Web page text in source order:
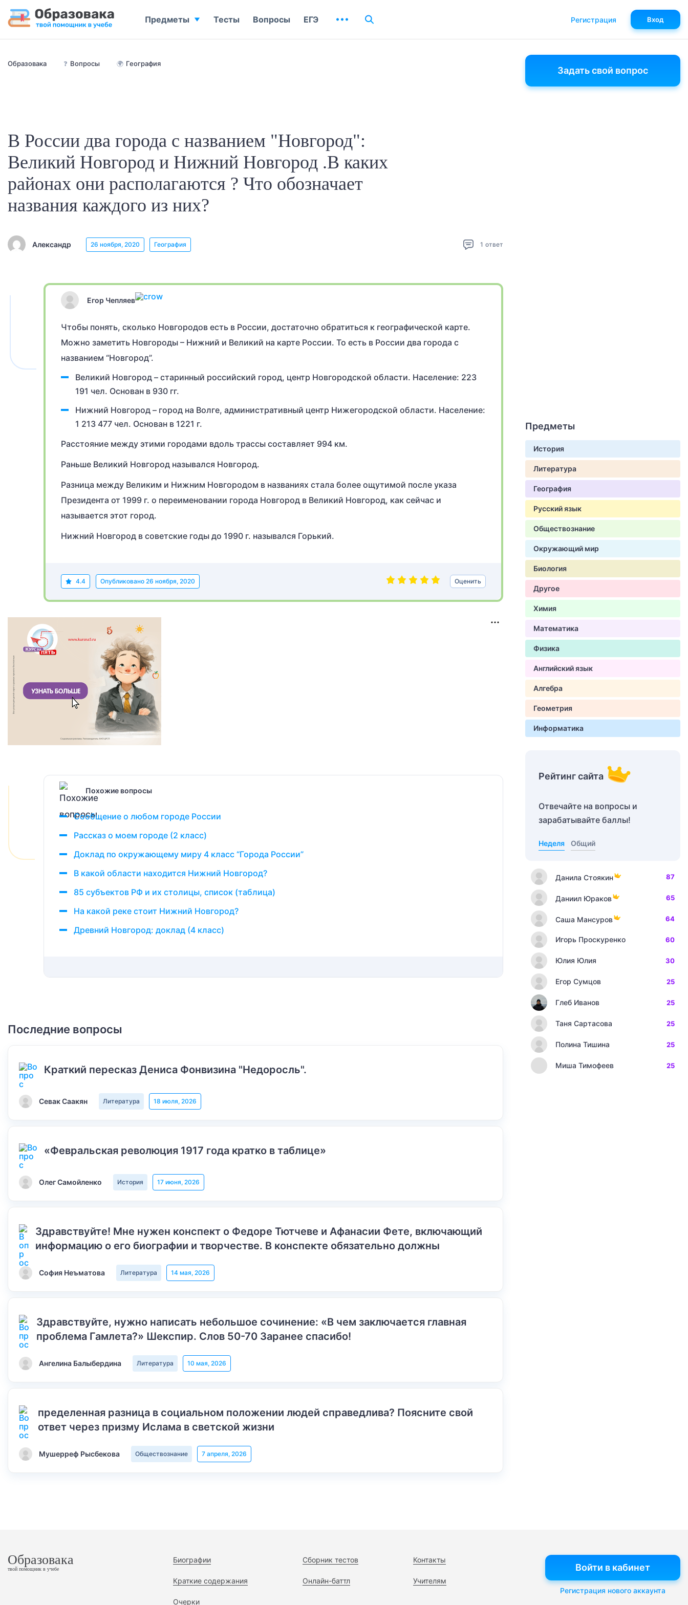
Образовака ❓ Вопросы 🌍 География
В России два города с названием "Новгород":
Великий Новгород и Нижний Новгород .В каких
районах они располагаются ? Что обозначает
названия каждого из них?
Александр 26 ноября, 2020 География 1 ответ
Егор Чепляев
Чтобы понять, сколько Новгородов есть в России, достаточно обратиться к географической карте.
Можно заметить Новгороды – Нижний и Великий на карте России. То есть в России два города с
названием “Новгород”.
Великий Новгород – старинный российский город, центр Новгородской области. Население: 223
191 чел. Основан в 930 гг.
Нижний Новгород – город на Волге, административный центр Нижегородской области. Население:
1 213 477 чел. Основан в 1221 г.
Расстояние между этими городами вдоль трассы составляет 994 км.
Раньше Великий Новгород назывался Новгород.
Разница между Великим и Нижним Новгородом в названиях стала более ощутимой после указа
Президента от 1999 г. о переименовании города Новгород в Великий Новгород, как сейчас и
называется этот город.
Нижний Новгород в советские годы до 1990 г. назывался Горький.
4.4 Опубликовано 26 ноября, 2020 Оценить
Похожие вопросы
Сообщение о любом городе России
Рассказ о моем городе (2 класс)
Доклад по окружающему миру 4 класс “Города России”
В какой области находится Нижний Новгород?
85 субъектов РФ и их столицы, список (таблица)
На какой реке стоит Нижний Новгород?
Древний Новгород: доклад (4 класс)
Последние вопросы
Краткий пересказ Дениса Фонвизина "Недоросль".
Севак Саакян Литература 18 июля, 2026
«Февральская революция 1917 года кратко в таблице»
Олег Самойленко История 17 июня, 2026
Здравствуйте! Мне нужен конспект о Федоре Тютчеве и Афанасии Фете, включающий
информацию о его биографии и творчестве. В конспекте обязательно должны
София Неъматова Литература 14 мая, 2026
Здравствуйте, нужно написать небольшое сочинение: «В чем заключается главная
проблема Гамлета?» Шекспир. Слов 50-70 Заранее спасибо!
Ангелина Балыбердина Литература 10 мая, 2026
пределенная разница в социальном положении людей справедлива? Поясните свой
ответ через призму Ислама в светской жизни
Мушерреф Рысбекова Обществознание 7 апреля, 2026
Задать свой вопрос
Предметы
История
Литература
География
Русский язык
Обществознание
Окружающий мир
Биология
Другое
Химия
Математика
Физика
Английский язык
Алгебра
Геометрия
Информатика
Рейтинг сайта
Отвечайте на вопросы и
зарабатывайте баллы!
Неделя Общий
Данила Стоякин 87
Даниил Юраков 65
Саша Мансуров 64
Игорь Проскуренко 60
Юлия Юлия 30
Егор Сумцов 25
Глеб Иванов 25
Таня Сартасова 25
Полина Тишина 25
Миша Тимофеев 25
Предметы Тесты Вопросы ЕГЭ Регистрация Вход
Образовака
твой помощник в учебе
Биографии
Краткие содержания
Очерки
Сборник тестов
Онлайн-баттл
Контакты
Учителям
Войти в кабинет
Регистрация нового аккаунта